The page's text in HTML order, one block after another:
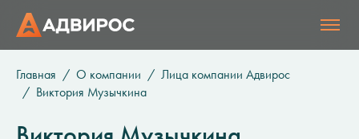
Главная О компании
Лица компании Адвирос
Виктория Музычкина